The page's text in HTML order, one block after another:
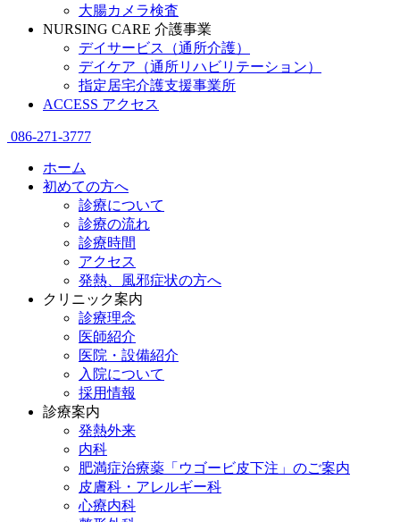
大腸カメラ検査
NURSING CARE 介護事業
デイサービス（通所介護）
デイケア（通所リハビリテーション）
指定居宅介護支援事業所
ACCESS アクセス
086-271-3777
ホーム
初めての方へ
診療について
診療の流れ
診療時間
アクセス
発熱、風邪症状の方へ
クリニック案内
診療理念
医師紹介
医院・設備紹介
入院について
採用情報
診療案内
発熱外来
内科
肥満症治療薬「ウゴービ皮下注」のご案内
皮膚科・アレルギー科
心療内科